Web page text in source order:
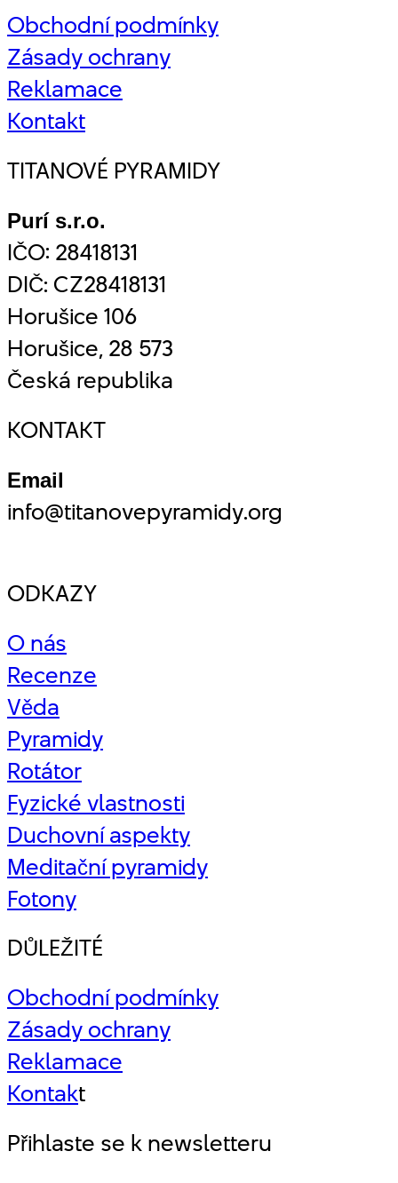
Obchodní podmínky
Zásady ochrany
Reklamace
Kontakt
TITANOVÉ PYRAMIDY
Purí s.r.o.
IČO: 28418131
DIČ: CZ28418131
Horušice 106
Horušice, 28 573
Česká republika
KONTAKT
Email
info@titanovepyramidy.org
ODKAZY
O nás
Recenze
Věda
Pyramidy
Rotátor
Fyzické vlastnosti
Duchovní aspekty
Meditační pyramidy
Fotony
DŮLEŽITÉ
Obchodní podmínky
Zásady ochrany
Reklamace
Kontakt
Přihlaste se k newsletteru